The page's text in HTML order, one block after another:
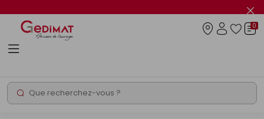
le
info
Rechercher
0